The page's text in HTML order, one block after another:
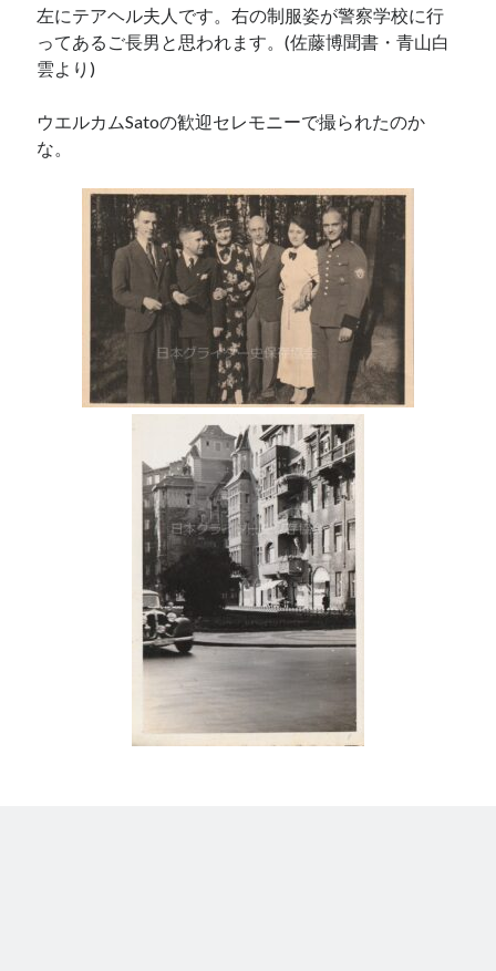
左にテアヘル夫人です。右の制服姿が警察学校に行
ってあるご長男と思われます。(佐藤博聞書・青山白
雲より)
ウエルカムSatoの歓迎セレモニーで撮られたのか
な。